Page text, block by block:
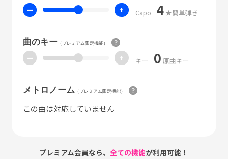
ー + Capo 4 ★簡単弾き
曲のキー（プレミアム限定機能）
ー + キー 0 原曲キー
メトロノーム （プレミアム限定機能）
この曲は対応していません
プレミアム会員なら、全ての機能が利用可能！